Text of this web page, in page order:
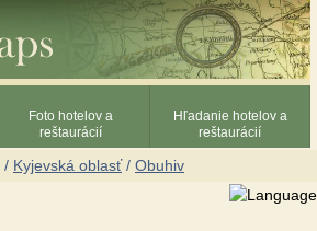
Foto hotelov a
reštaurácií
Hľadanie hotelov a
reštaurácií
/ Kyjevská oblasť/ Obuhiv